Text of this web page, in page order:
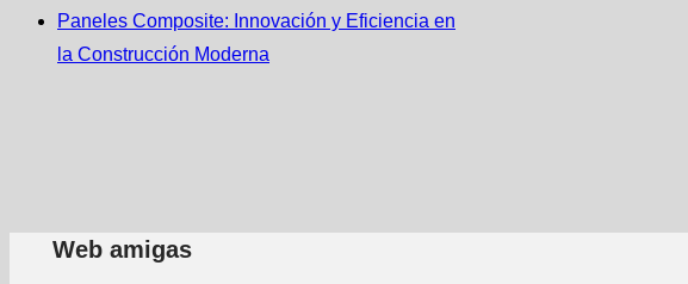
Paneles Composite: Innovación y Eficiencia en
la Construcción Moderna
Web amigas